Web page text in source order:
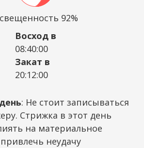
92%
Восход в
08:40:00
Закат в
20:12:00
: Не стоит записываться
Стрижка в этот день
на материальное
неудачу